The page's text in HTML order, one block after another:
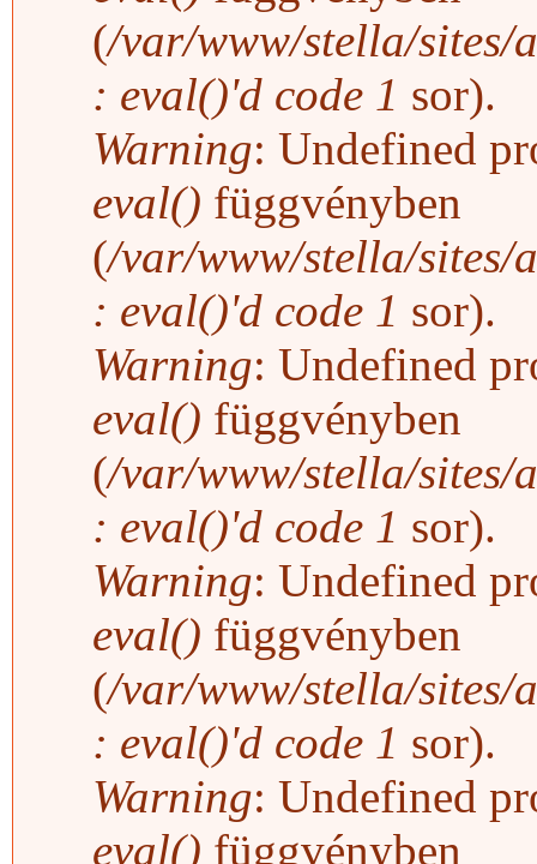
(/var/www/stella/sites/
: eval()'d code 1 sor).
Warning: Undefined
eval() függvényben
(/var/www/stella/sites/
: eval()'d code 1 sor).
Warning: Undefined
eval() függvényben
(/var/www/stella/sites/
: eval()'d code 1 sor).
Warning: Undefined
eval() függvényben
(/var/www/stella/sites/
: eval()'d code 1 sor).
Warning: Undefined
eval() függvényben